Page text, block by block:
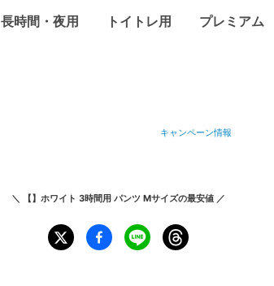
長時間・夜用 トイトレ用 プレミアム
キャンペーン情報
＼ 【】ホワイト 3時間用 パンツ Mサイズの最安値 ／